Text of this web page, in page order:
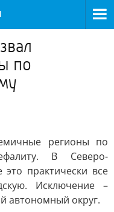
по
регионы по
В Северо-
практически все
Исключение –
автономный округ.